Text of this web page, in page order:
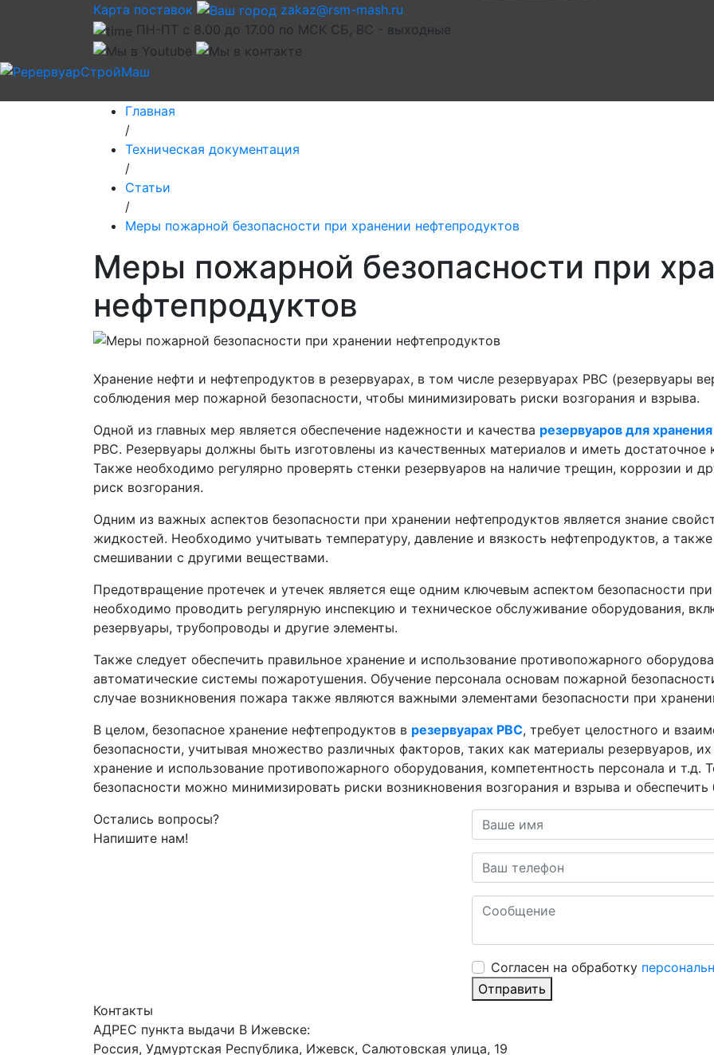
Карта поставок
zakaz@rsm-mash.ru
ПН-ПТ с 8.00 до 17.00 по МСК СБ, ВС - выходные
Главная
/
Техническая документация
/
Статьи
/
Меры пожарной безопасности при хранении нефтепродуктов
Меры пожарной безопасности при
нефтепродуктов
Хранение нефти и нефтепродуктов в резервуарах, в том числе резервуарах РВС (резервуары
соблюдения мер пожарной безопасности, чтобы минимизировать риски возгорания и взрыва.
Одной из главных мер является обеспечение надежности и качества резервуаров для
РВС. Резервуары должны быть изготовлены из качественных материалов и иметь достаточное
Также необходимо регулярно проверять стенки резервуаров на наличие трещин, коррозии и
риск возгорания.
Одним из важных аспектов безопасности при хранении нефтепродуктов является знание
жидкостей. Необходимо учитывать температуру, давление и вязкость нефтепродуктов, а
смешивании с другими веществами.
Предотвращение протечек и утечек является еще одним ключевым аспектом безопасности
необходимо проводить регулярную инспекцию и техническое обслуживание оборудования,
резервуары, трубопроводы и другие элементы.
Также следует обеспечить правильное хранение и использование противопожарного
автоматические системы пожаротушения. Обучение персонала основам пожарной
случае возникновения пожара также являются важными элементами безопасности при
В целом, безопасное хранение нефтепродуктов в резервуарах РВС, требует целостного и
безопасности, учитывая множество различных факторов, таких как материалы резервуаров,
хранение и использование противопожарного оборудования, компетентность персонала и т.д.
безопасности можно минимизировать риски возникновения возгорания и взрыва и обеспечить
Остались вопросы?
Напишите нам!
Cогласен на обработку
Отправить
Контакты
АДРЕС пункта выдачи В Ижевске:
Россия, Удмуртская Республика, Ижевск, Салютовская улица, 19